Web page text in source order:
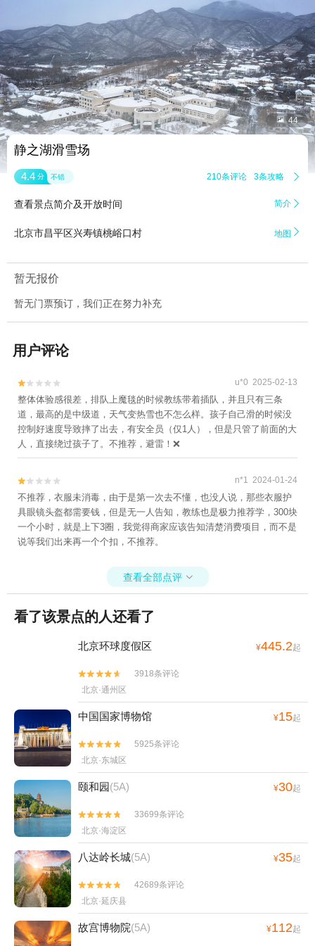
 44
静之湖滑雪场
4.4 分 不错 210条评论 3条攻略 
查看景点简介及开放时间 简介 
北京市昌平区兴寿镇桃峪口村 地图 
暂无报价
暂无门票预订，我们正在努力补充
用户评论

 u*0 2025-02-13
整体体验感很差，排队上魔毯的时候教练带着插队，并且只有三条
道，最高的是中级道，天气变热雪也不怎么样。孩子自己滑的时候没
控制好速度导致摔了出去，有安全员（仅1人），但是只管了前面的大
人，直接绕过孩子了。不推荐，避雷！❌

 n*1 2024-01-24
不推荐，衣服未消毒，由于是第一次去不懂，也没人说，那些衣服护
具眼镜头盔都需要钱，但是无一人告知，教练也是极力推荐学，300块
一个小时，就是上下3圈，我觉得商家应该告知清楚消费项目，而不是
说等我们出来再一个个扣，不推荐。
查看全部点评 
看了该景点的人还看了
北京环球度假区 ¥445.2起


3918条评论
北京·通州区
中国国家博物馆 ¥15起


5925条评论
北京·东城区
颐和园(5A) ¥30起


33699条评论
北京·海淀区
八达岭长城(5A) ¥35起


42689条评论
北京·延庆县
故宫博物院(5A) ¥112起